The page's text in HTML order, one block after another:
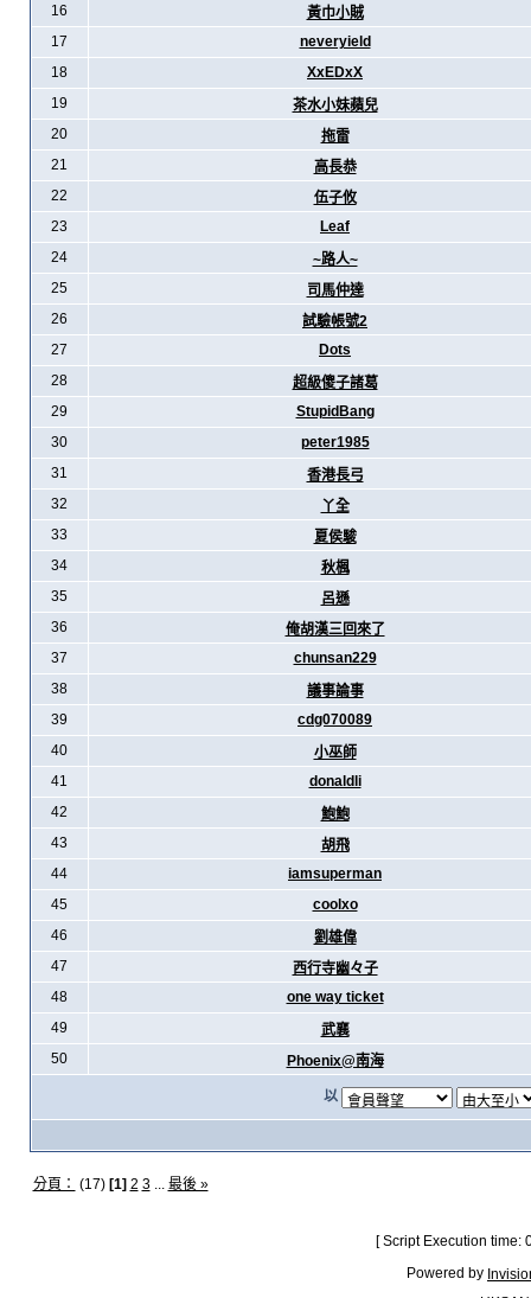
16
黃巾小賊
17
neveryield
18
XxEDxX
19
茶水小妹蘋兒
20
拖雷
21
高長恭
22
伍子攸
23
Leaf
24
~路人~
25
司馬仲達
26
試驗帳號2
27
Dots
28
超級傻子諸葛
29
StupidBang
30
peter1985
31
香港長弓
32
丫全
33
夏侯駿
34
秋楓
35
呂遜
36
俺胡漢三回來了
37
chunsan229
38
議事論事
39
cdg070089
40
小巫師
41
donaldli
42
鮑鮑
43
胡飛
44
iamsuperman
45
coolxo
46
劉雄偉
47
西行寺幽々子
48
one way ticket
49
武襄
50
Phoenix@南海
以
分頁： (17) [1] 2 3... 最後 »
[ Script Execution
Powered by